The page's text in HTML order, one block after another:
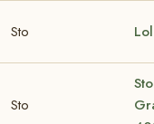
Sto
Sto